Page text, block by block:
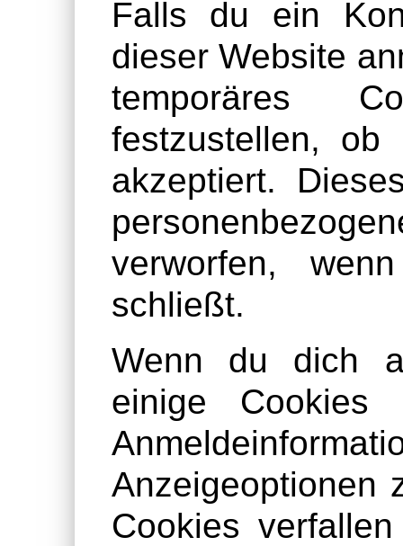
Falls du ein
dieser Website
temporäres
festzustellen, ob
akzeptiert.
verworfen,
schließt.
Wenn du dich
einige Cookies
Anzeigeoptionen
Cookies